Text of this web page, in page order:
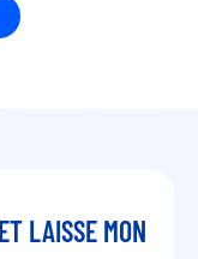
LAISSE MON